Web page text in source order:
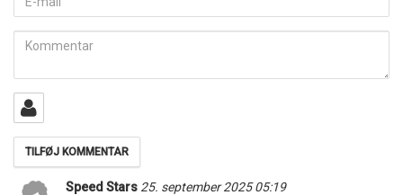
mail
Kommentar
Speed Stars 25. september 2025 05:19